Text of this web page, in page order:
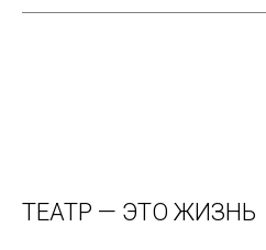
ТЕАТР — ЭТО ЖИЗНЬ